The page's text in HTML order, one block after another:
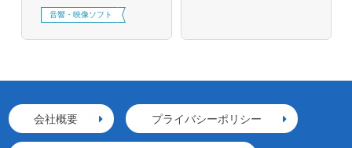
音響・映像ソフト
会社概要 プライバシーポリシー